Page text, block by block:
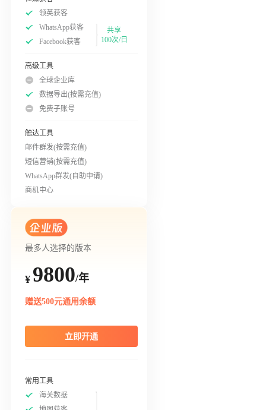
领英获客
WhatsApp获客
Facebook获客
共享
100次/日
高级工具
全球企业库
数据导出(按需充值)
免费子账号
触达工具
邮件群发(按需充值)
短信营销(按需充值)
WhatsApp群发(自助申请)
商机中心
最多人选择的版本
¥ 9800/年
赠送500元通用余额
立即开通
常用工具
海关数据